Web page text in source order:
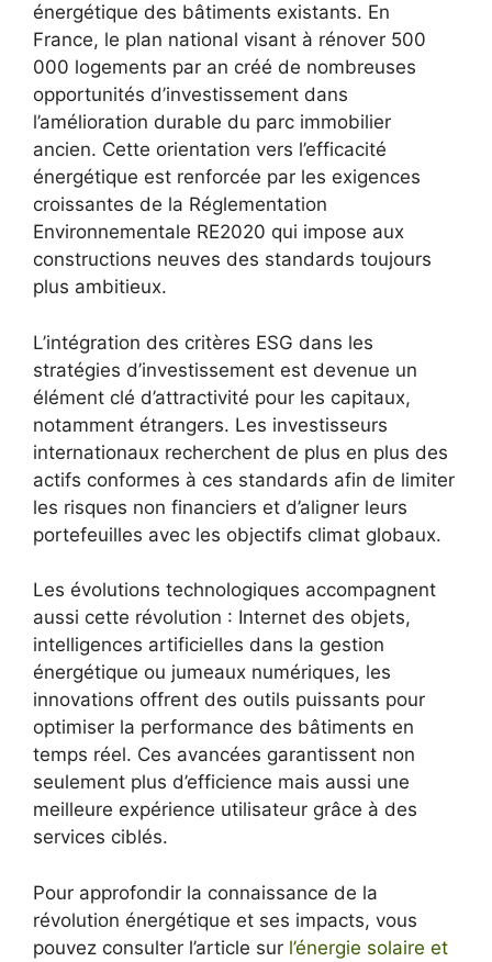
énergétique des bâtiments existants. En
France, le plan national visant à rénover 500
000 logements par an créé de nombreuses
opportunités d’investissement dans
l’amélioration durable du parc immobilier
ancien. Cette orientation vers l’efficacité
énergétique est renforcée par les exigences
croissantes de la Réglementation
Environnementale RE2020 qui impose aux
constructions neuves des standards toujours
plus ambitieux.
L’intégration des critères ESG dans les
stratégies d’investissement est devenue un
élément clé d’attractivité pour les capitaux,
notamment étrangers. Les investisseurs
internationaux recherchent de plus en plus des
actifs conformes à ces standards afin de limiter
les risques non financiers et d’aligner leurs
portefeuilles avec les objectifs climat globaux.
Les évolutions technologiques accompagnent
aussi cette révolution : Internet des objets,
intelligences artificielles dans la gestion
énergétique ou jumeaux numériques, les
innovations offrent des outils puissants pour
optimiser la performance des bâtiments en
temps réel. Ces avancées garantissent non
seulement plus d’efficience mais aussi une
meilleure expérience utilisateur grâce à des
services ciblés.
Pour approfondir la connaissance de la
révolution énergétique et ses impacts, vous
pouvez consulter l’article sur l’énergie solaire et